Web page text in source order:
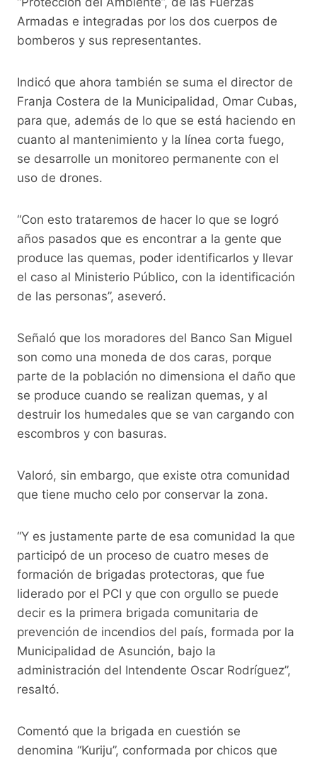
Armadas e integradas por los dos cuerpos de
bomberos y sus representantes.
Indicó que ahora también se suma el director de
Franja Costera de la Municipalidad, Omar Cubas,
para que, además de lo que se está haciendo en
cuanto al mantenimiento y la línea corta fuego,
se desarrolle un monitoreo permanente con el
uso de drones.
“Con esto trataremos de hacer lo que se logró
años pasados que es encontrar a la gente que
produce las quemas, poder identificarlos y llevar
el caso al Ministerio Público, con la identificación
de las personas”, aseveró.
Señaló que los moradores del Banco San Miguel
son como una moneda de dos caras, porque
parte de la población no dimensiona el daño que
se produce cuando se realizan quemas, y al
destruir los humedales que se van cargando con
escombros y con basuras.
Valoró, sin embargo, que existe otra comunidad
que tiene mucho celo por conservar la zona.
“Y es justamente parte de esa comunidad la que
participó de un proceso de cuatro meses de
formación de brigadas protectoras, que fue
liderado por el PCI y que con orgullo se puede
decir es la primera brigada comunitaria de
prevención de incendios del país, formada por la
Municipalidad de Asunción, bajo la
administración del Intendente Oscar Rodríguez”,
resaltó.
Comentó que la brigada en cuestión se
denomina “Kuriju”, conformada por chicos que